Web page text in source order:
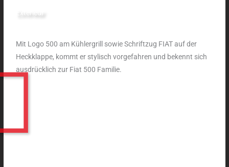
Exterieur
Mit Logo 500 am Kühlergrill sowie Schriftzug FIAT auf der
Heckklappe, kommt er stylisch vorgefahren und bekennt sich
ausdrücklich zur Fiat 500 Familie.